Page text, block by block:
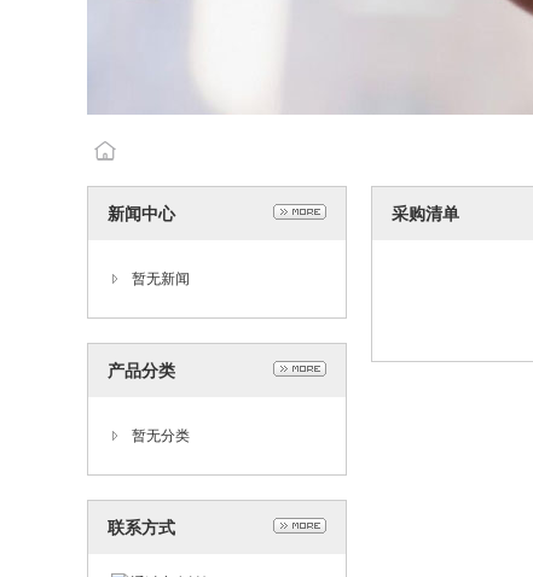
新闻中心
暂无新闻
产品分类
暂无分类
联系方式
采购清单